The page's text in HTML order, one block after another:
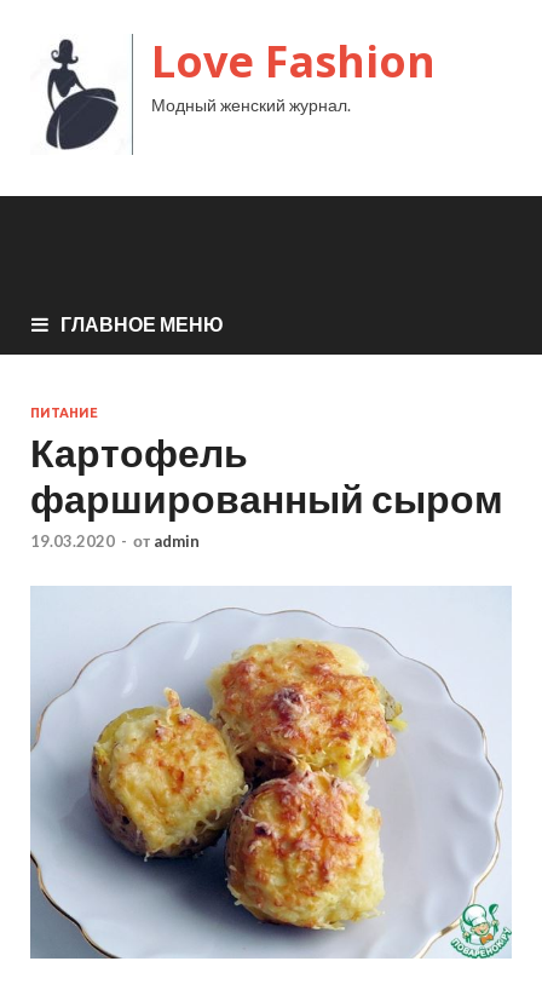
Love Fashion
Модный женский журнал.
ГЛАВНОЕ МЕНЮ
ПИТАНИЕ
Картофель
фаршированный сыром
19.03.2020 - от admin